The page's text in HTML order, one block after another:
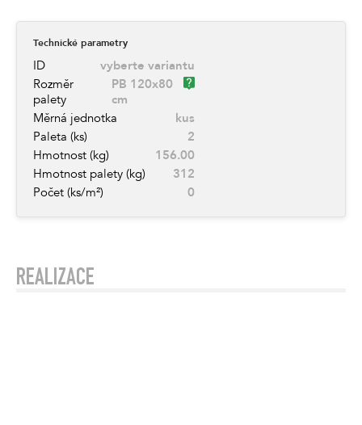
Technické parametry
ID
vyberte variantu
Rozměr
palety
PB 120x80
cm
Měrná jednotka
kus
Paleta (ks)
2
Hmotnost (kg)
156.00
Hmotnost palety (kg)
312
Počet (ks/m²)
0
REALIZACE